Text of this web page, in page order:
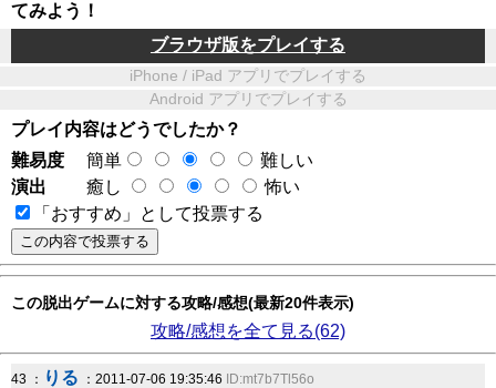
てみよう！
ブラウザ版をプレイする
iPhone / iPad アプリでプレイする
Android アプリでプレイする
プレイ内容はどうでしたか？
難易度
簡単
難しい
演出
癒し
怖い
「おすすめ」として投票する
この脱出ゲームに対する攻略/感想(最新20件表示)
攻略/感想を全て見る(62)
43 ： りる ：2011-07-06 19:35:46 ID:mt7b7Tl56o